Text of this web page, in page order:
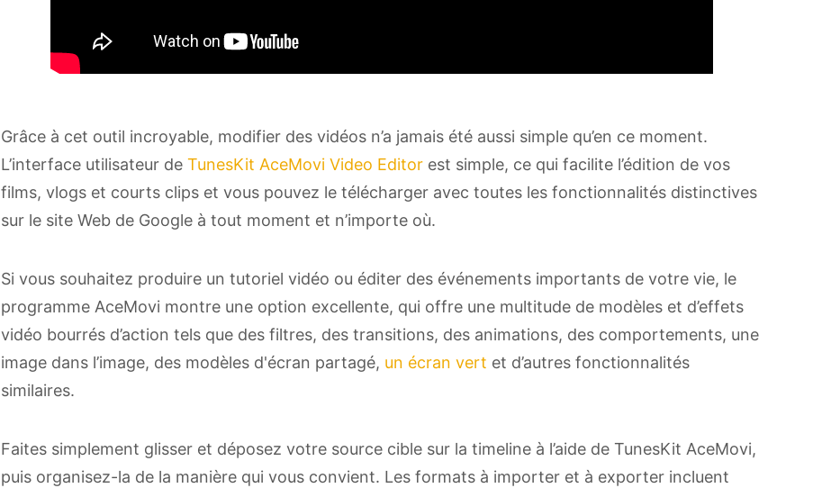
Grâce à cet outil incroyable, modifier des vidéos n’a jamais été aussi simple qu’en ce moment.
L’interface utilisateur de TunesKit AceMovi Video Editor est simple, ce qui facilite l’édition de vos
films, vlogs et courts clips et vous pouvez le télécharger avec toutes les fonctionnalités distinctives
sur le site Web de Google à tout moment et n’importe où.
Si vous souhaitez produire un tutoriel vidéo ou éditer des événements importants de votre vie, le
programme AceMovi montre une option excellente, qui offre une multitude de modèles et d’effets
vidéo bourrés d’action tels que des filtres, des transitions, des animations, des comportements, une
image dans l’image, des modèles d'écran partagé, un écran vert et d’autres fonctionnalités
similaires.
Faites simplement glisser et déposez votre source cible sur la timeline à l’aide de TunesKit AceMovi,
puis organisez-la de la manière qui vous convient. Les formats à importer et à exporter incluent